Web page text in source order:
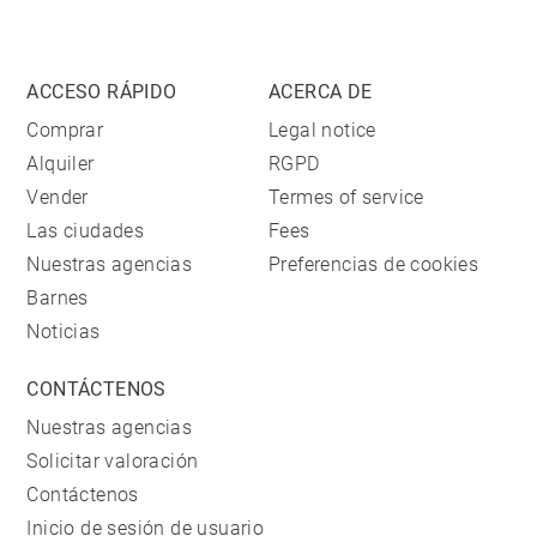
ACCESO RÁPIDO
Comprar
Alquiler
Vender
Las ciudades
Nuestras agencias
Barnes
Noticias
ACERCA DE
Legal notice
RGPD
Termes of service
Fees
Preferencias de cookies
CONTÁCTENOS
Nuestras agencias
Solicitar valoración
Contáctenos
Inicio de sesión de usuario